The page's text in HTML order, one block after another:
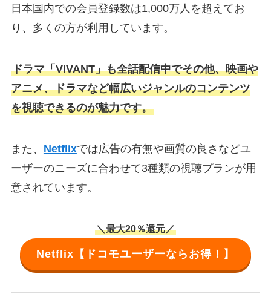
日本国内での会員登録数は1,000万人を超えてお
り、多くの方が利用しています。
ドラマ「VIVANT」も全話配信中でその他、映画や
アニメ、ドラマなど幅広いジャンルのコンテンツ
を視聴できるのが魅力です。
また、 Netflixでは広告の有無や画質の良さなどユ
ーザーのニーズに合わせて3種類の視聴プランが用
意されています。
＼最大20％還元／
Netflix【ドコモユーザーならお得！】